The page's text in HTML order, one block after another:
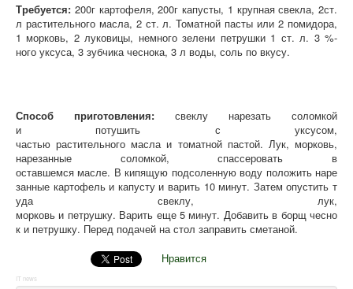
Требуется: 200г картофеля, 200г капусты, 1 крупная свекла, 2ст.
л растительного масла, 2 ст. л. Томатной пасты или 2 помидора,
1 морковь, 2 луковицы, немного зелени петрушки 1 ст. л. 3 %-
ного уксуса, 3 зубчика чеснока, 3 л воды, соль по вкусу.
Способ приготовления: свеклу нарезать соломкой
и потушить с уксусом,
частью растительного масла и томатной пастой. Лук, морковь,
нарезанные соломкой, спассеровать в
оставшемся масле. В кипящую подсоленную воду положить наре
занные картофель и капусту и варить 10 минут. Затем опустить т
уда свеклу, лук,
морковь и петрушку. Варить еще 5 минут. Добавить в борщ чесно
к и петрушку. Перед подачей на стол заправить сметаной.
Нравится
IT news